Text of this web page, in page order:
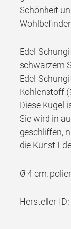
Schönheit
Edel-
schwarzem
Edel-
Kohlenstoff
Diese Kugel
Sie wird in
geschliffen,
die Kunst
Ø 4 cm,
Hersteller-ID: